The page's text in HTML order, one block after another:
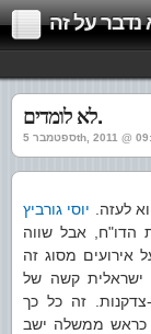
נדבר על זה
לא לומדים.
לעזה. יוסי גורביץ
הדו"ח, אבל שווה
אירועים מסוג זה
ישראלית קשה של
צדקנות. זה כל כך
כראש ממשלה ישב